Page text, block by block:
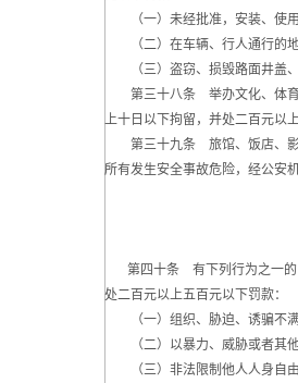
（一）未经批准，安装、使用
（二）在车辆、行人通行的地
（三）盗窃、损毁路面井盖、
第三十八条 举办文化、体育
上十日以下拘留，并处二百元以
第三十九条 旅馆、饭店、影
所有发生安全事故危险，经公安
第四十条 有下列行为之一的，
处二百元以上五百元以下罚款：
（一）组织、胁迫、诱骗不满
（二）以暴力、威胁或者其他
（三）非法限制他人人身自由